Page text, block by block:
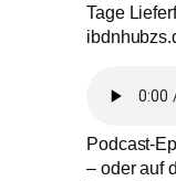
Tage
Podcast-
– oder auf